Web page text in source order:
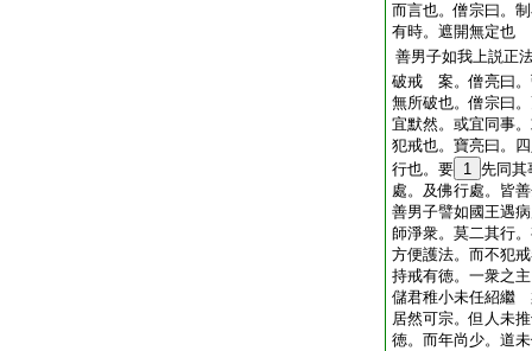
而言也。僧宗曰。
有時。遮開無定也
善男子如我上説正
破戒 案。僧亮曰。
無所破也。僧宗曰
宜默然。或宜同事
犯戒也。寶亮曰。
行也。要 1 先同其
處。及佛行處。皆
善男子譬如國王遇
師淨衆。莫二其行
方便護法。而不犯
持戒有徳。一衆之
儲君稚小未任紹繼
居然可宗。但人未
徳。而年尚少。道